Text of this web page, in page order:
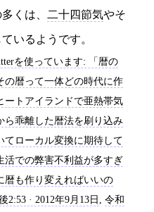
くは、 二十四節気やそ
いるようです。
を使っています: 「暦の
の暦って一体どの時代に作
ートアイランドで亜熱帯気
ら乖離した暦法を刷り込み
てローカル変換に期待して
活での弊害不利益が多すぎ
暦も作り変えればいいの
2:53 · 2012年9月13日
令和